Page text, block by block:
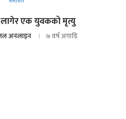
लागेर एक युवकको मृत्यु
अनलाइन ७ वर्ष अगाडि